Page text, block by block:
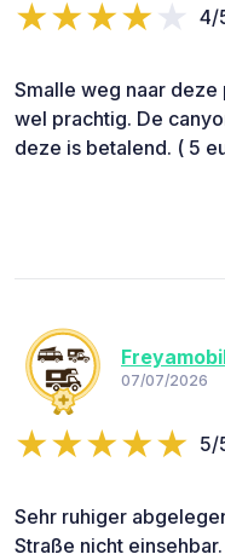
4/
Smalle weg naar deze
wel prachtig. De
deze is betalend. ( 5
07/07/2026
5/
Sehr ruhiger
Straße nicht